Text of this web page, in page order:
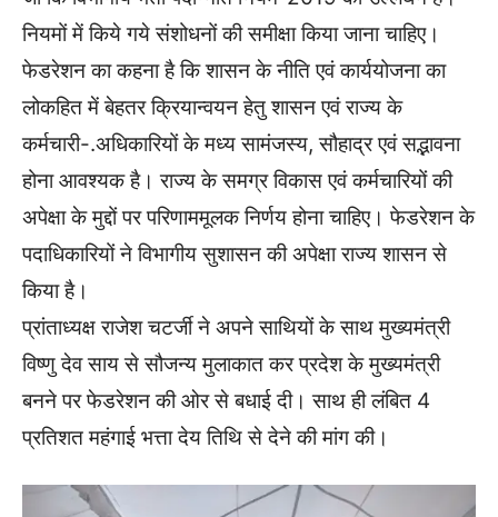
नियमों में किये गये संशोधनों की समीक्षा किया जाना चाहिए।
फेडरेशन का कहना है कि शासन के नीति एवं कार्ययोजना का
लोकहित में बेहतर क्रियान्वयन हेतु शासन एवं राज्य के
कर्मचारी-.अधिकारियों के मध्य सामंजस्य, सौहाद्र एवं सद्भावना
होना आवश्यक है। राज्य के समग्र विकास एवं कर्मचारियों की
अपेक्षा के मुद्दों पर परिणाममूलक निर्णय होना चाहिए। फेडरेशन के
पदाधिकारियों ने विभागीय सुशासन की अपेक्षा राज्य शासन से
किया है।
प्रांताध्यक्ष राजेश चटर्जी ने अपने साथियों के साथ मुख्यमंत्री
विष्णु देव साय से सौजन्य मुलाकात कर प्रदेश के मुख्यमंत्री
बनने पर फेडरेशन की ओर से बधाई दी। साथ ही लंबित 4
प्रतिशत महंगाई भत्ता देय तिथि से देने की मांग की।